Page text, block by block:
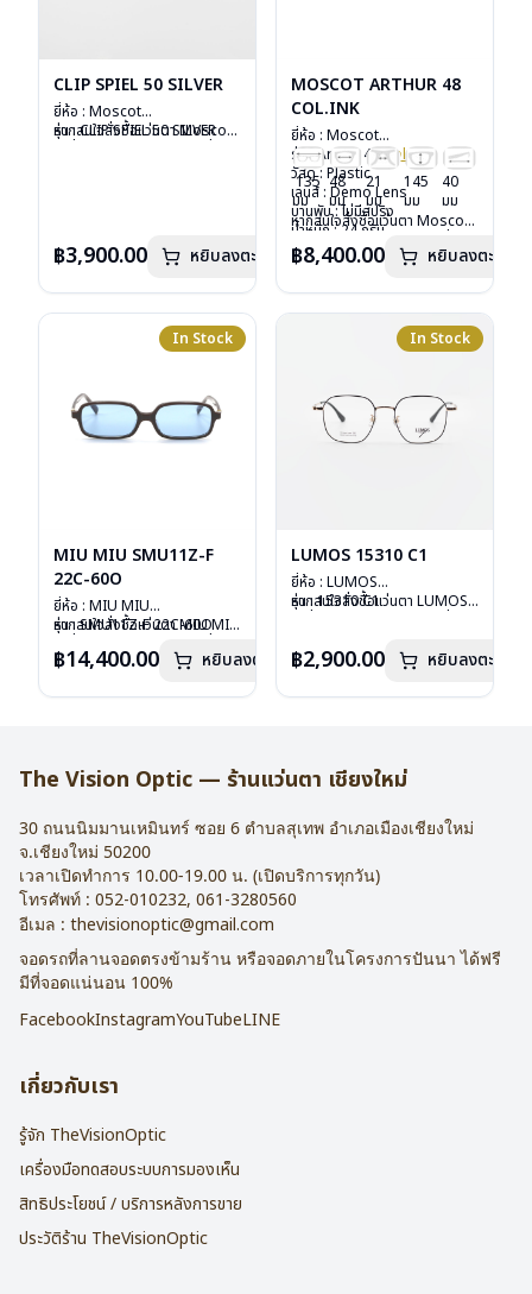
CLIP SPIEL 50 SILVER
ยี่ห้อ : Moscot
รุ่น : CLIP SPIEL 50 SILVER
การรับประกัน : 1 ปี
หากสนใจสั่งชื้อแว่นตา Moscot
฿3,900.00 หยิบลงตะกร้า
MOSCOT ARTHUR 48
COL.INK
ยี่ห้อ : Moscot
รุ่น : Arthur 48Col.ink
วัสดุ : Plastic
เลนส์ : Demo Lens
บานพับ : ไม่มีสปริง
น้ำหนัก : 24 กรัม
อุปกรณ์ : กล่องแว่น, กล่อง
กระดาษ, ผ้าเช็ดแว่น
การรับประกัน : 1 ปี
135
มม
48
มม
21
มม
145
มม
40
มม
หากสนใจสั่งชื้อแว่นตา Moscot
ลงไว้กรุณาติดต่อเราคลิก
฿8,400.00 หยิบลงตะกร้า
In Stock
MIU MIU SMU11Z-F
22C-60O
ยี่ห้อ : MIU MIU
รุ่น : SMU11Z-F 22C-60O
เลนส์ : กันแดดสีฟ้า
น้ำหนัก : 24 กรัม
หากสนใจสั่งชื้อแว่นตา MIU MIU
ลงไว้กรุณาติดต่อเรา
คลิก
฿14,400.00 หยิบลงตะกร้า
In Stock
LUMOS 15310 C1
ยี่ห้อ : LUMOS
รุ่น : 15310 C1
บานพับ : ไม่มีสปริง
อุปกรณ์ : กล่องแว่น , ผ้าเช็ดแว่น
หากสนใจสั่งชื้อแว่นตา LUMOS
฿2,900.00 หยิบลงตะกร้า
The Vision Optic — ร้านแว่นตา เชียงใหม่
30 ถนนนิมมานเหมินทร์ ซอย 6 ตำบลสุเทพ อำเภอเมืองเชียงใหม่
จ.เชียงใหม่ 50200
เวลาเปิดทำการ 10.00-19.00 น. (เปิดบริการทุกวัน)
โทรศัพท์ : 052-010232, 061-3280560
อีเมล : thevisionoptic@gmail.com
จอดรถที่ลานจอดตรงข้ามร้าน หรือจอดภายในโครงการปันนา ได้ฟรี
มีที่จอดแน่นอน 100%
FacebookInstagramYouTubeLINE
เกี่ยวกับเรา
รู้จัก TheVisionOptic
เครื่องมือทดสอบระบบการมองเห็น
สิทธิประโยชน์ / บริการหลังการขาย
ประวัติร้าน TheVisionOptic